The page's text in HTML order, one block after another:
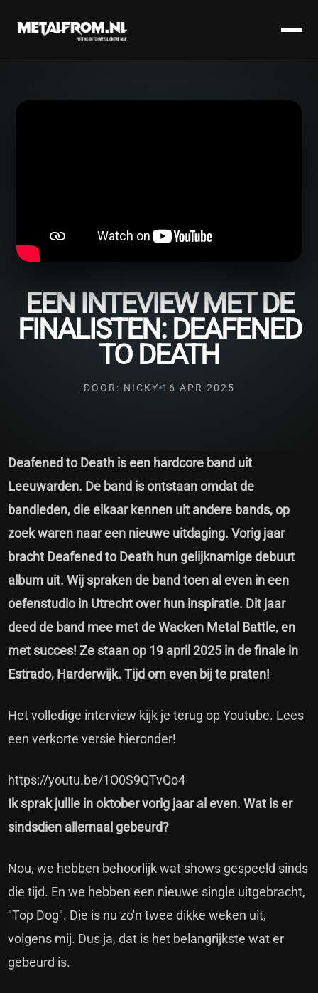
EEN INTEVIEW MET DE
FINALISTEN: DEAFENED
TO DEATH
DOOR: NICKY 16 APR 2025
Deafened to Death is een hardcore band uit
Leeuwarden. De band is ontstaan omdat de
bandleden, die elkaar kennen uit andere bands, op
zoek waren naar een nieuwe uitdaging. Vorig jaar
bracht Deafened to Death hun gelijknamige debuut
album uit. Wij spraken de band toen al even in een
oefenstudio in Utrecht over hun inspiratie. Dit jaar
deed de band mee met de Wacken Metal Battle, en
met succes! Ze staan op 19 april 2025 in de finale in
Estrado, Harderwijk. Tijd om even bij te praten!
Het volledige interview kijk je terug op Youtube. Lees
een verkorte versie hieronder!
https://youtu.be/1O0S9QTvQo4
Ik sprak jullie in oktober vorig jaar al even. Wat is er
sindsdien allemaal gebeurd?
Nou, we hebben behoorlijk wat shows gespeeld sinds
die tijd. En we hebben een nieuwe single uitgebracht,
"Top Dog". Die is nu zo'n twee dikke weken uit,
volgens mij. Dus ja, dat is het belangrijkste wat er
gebeurd is.